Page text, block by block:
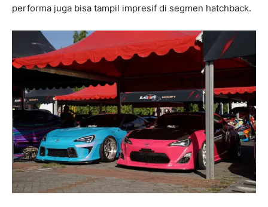
performa juga bisa tampil impresif di segmen hatchback.